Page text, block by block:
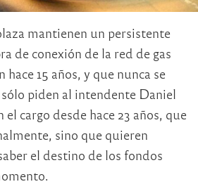
mantienen un persistente
de conexión de la red de gas
15 años, y que nunca se
piden al intendente Daniel
el cargo desde hace 23 años, que
sino que quieren
el destino de los fondos